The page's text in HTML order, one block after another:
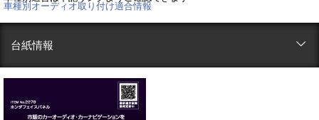
車種別オーディオ取り付け適合情報
台紙情報